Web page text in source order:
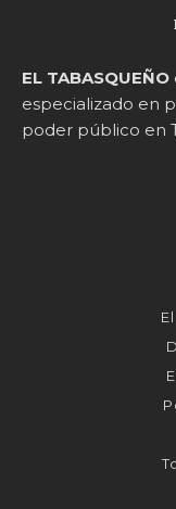
EL TABASQUEÑO
especializado en
poder público en